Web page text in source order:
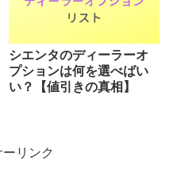
シエンタのディーラーオ
プションは何を選べばい
い？【値引きの真相】
リンク